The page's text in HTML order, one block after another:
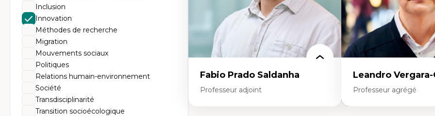
Inclusion
Innovation
Méthodes de recherche
Migration
Mouvements sociaux
Politiques
Relations humain-environnement
Société
Transdisciplinarité
Transition socioécologique
Fabio Prado Saldanha
Professeur adjoint
Leandro
Professeur agrégé